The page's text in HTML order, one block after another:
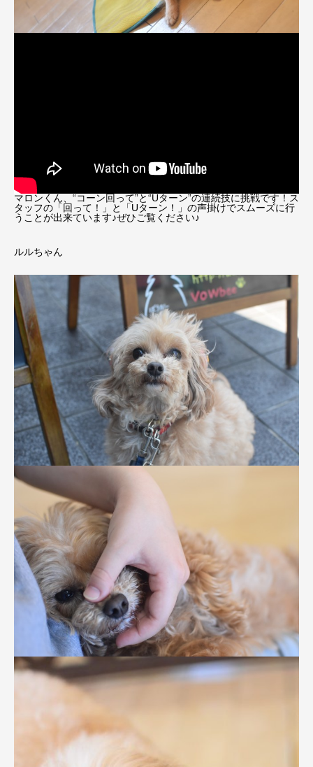
マロンくん、“コーン回って”と“Uターン”の連続技に挑戦です！ス
タッフの「回って！」と「Uターン！」の声掛けでスムーズに行
うことが出来ています♪ぜひご覧ください♪
ルルちゃん